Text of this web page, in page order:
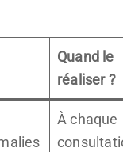
Quand le
réaliser ?
À chaque